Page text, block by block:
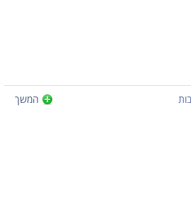
המשך